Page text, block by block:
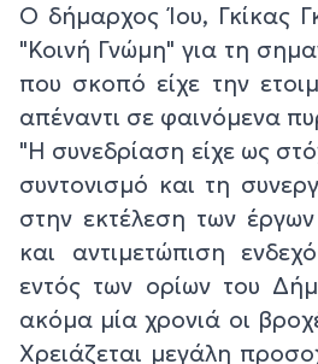
Ο δήμαρχος Ίου, Γκίκας
"Κοινή Γνώμη" για τη
που σκοπό είχε την
απέναντι σε φαινόμενα
"Η συνεδρίαση είχε ως
συντονισμό και τη
στην εκτέλεση των
και αντιμετώπιση
εντός των ορίων του
ακόμα μία χρονιά οι
Χρειάζεται μεγάλη